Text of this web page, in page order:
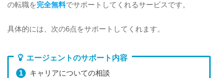
の転職を完全無料でサポートしてくれるサービスです。
具体的には、次の6点をサポートしてくれます。
エージェントのサポート内容
キャリアについての相談